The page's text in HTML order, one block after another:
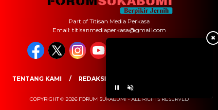
✖
Part of Titisan Media Perkasa
Email: titisanmediaperkasa@gmail.com
TENTANG KAMI REDAKSI
COPYRIGHT © 2026 FORUM SUKABUMI - ALL RIGHTS RESERVED